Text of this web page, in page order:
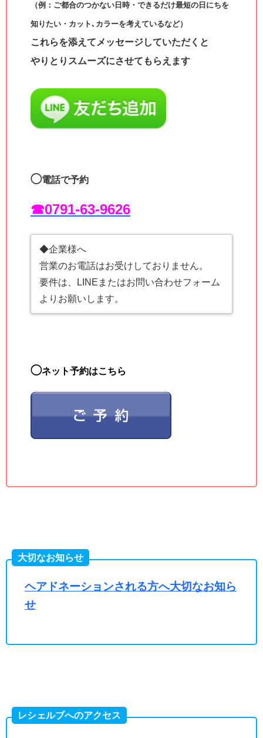
（例：ご都合のつかない日時・できるだけ最短の日にちを
知りたい・カット､カラーを考えているなど）
これらを添えてメッセージしていただくと
やりとりスムーズにさせてもらえます
◯電話で予約
☎︎0791-63-9626
◆企業様へ
営業のお電話はお受けしておりません。
要件は、LINEまたはお問い合わせフォーム
よりお願いします。
◯ネット予約はこちら
大切なお知らせ
ヘアドネーションされる方へ大切なお知ら
せ
レシェルブへのアクセス